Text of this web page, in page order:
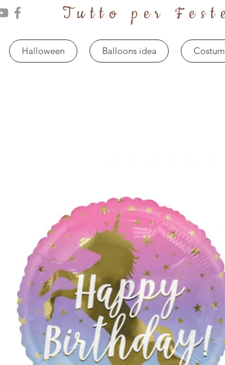
Tutto per
Halloween Balloons idea